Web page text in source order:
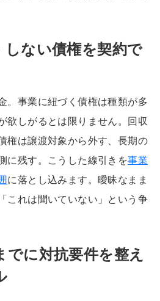
しない債権を契約で
。事業に紐づく債権は種類が多
欲しがるとは限りません。回収
権は譲渡対象から外す、長期の
に残す。こうした線引きを事業
に落とし込みます。曖昧なまま
これは聞いていない」という争
でに対抗要件を整え